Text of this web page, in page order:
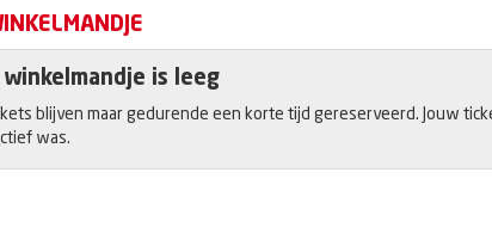
winkelmandje is leeg
blijven maar gedurende een korte tijd gereserveerd. Jouw
was.